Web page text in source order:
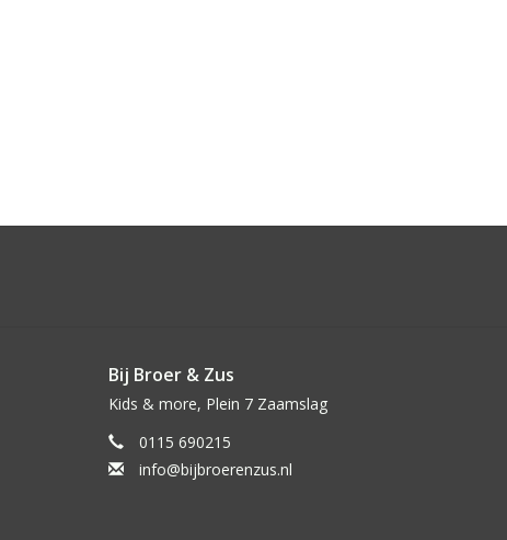
Bij Broer & Zus
Kids & more, Plein 7 Zaamslag
0115 690215
info@bijbroerenzus.nl